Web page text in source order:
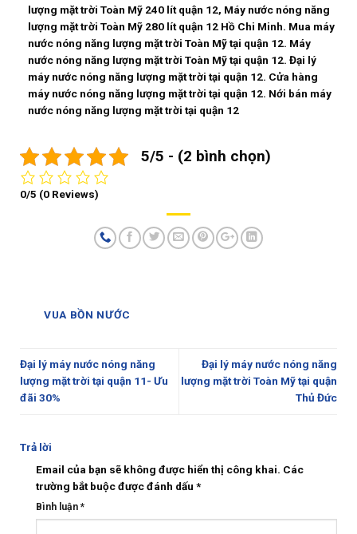
lượng mặt trời Toàn Mỹ 240 lít quận 12, Máy nước nóng năng
lượng mặt trời Toàn Mỹ 280 lít quận 12 Hồ Chi Minh. Mua máy
nước nóng năng lượng mặt trời Toàn Mỹ tại quận 12. Máy
nước nóng năng lượng mặt trời Toàn Mỹ tại quận 12. Đại lý
máy nước nóng năng lượng mặt trời tại quận 12. Cửa hàng
máy nước nóng năng lượng mặt trời tại quận 12. Nới bán máy
nước nóng năng lượng mặt trời tại quận 12
5/5 - (2 bình chọn)
0/5 (0 Reviews)
VUA BỒN NƯỚC
Đại lý máy nước nóng năng
lượng mặt trời tại quận 11- Ưu
đãi 30%
Đại lý máy nước nóng năng
lượng mặt trời Toàn Mỹ tại quận
Thủ Đức
Trả lời
Email của bạn sẽ không được hiển thị công khai. Các
trường bắt buộc được đánh dấu *
Bình luận*